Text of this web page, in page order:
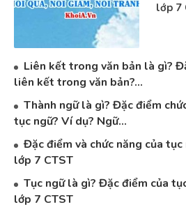
lớp 7
Liên kết trong văn bản là gì?
liên kết trong văn bản?...
Thành ngữ là gì? Đặc điểm
tục ngữ? Ví dụ? Ngữ...
Đặc điểm và chức năng của
lớp 7 CTST
Tục ngữ là gì? Đặc điểm của
lớp 7 CTST